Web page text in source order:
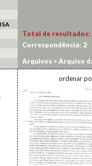
Total de resultados:
Correspondência: 2
Arquivos >Arquivo
ordenar